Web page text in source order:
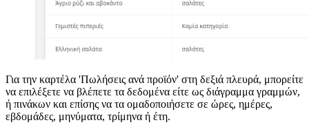
Για την καρτέλα 'Πωλήσεις ανά προϊόν' στη δεξιά πλευρά, μπορείτε
να επιλέξετε να βλέπετε τα δεδομένα είτε ως διάγραμμα γραμμών,
ή πινάκων και επίσης να τα ομαδοποιήσετε σε ώρες, ημέρες,
εβδομάδες, μηνύματα, τρίμηνα ή έτη.